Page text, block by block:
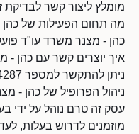
מומלץ ליצור קשר לבדיקת
מה תחום הפעילות של
כהן - מצנר משרד עו"ד
איך יוצרים קשר עם כהן -
ניתן להתקשר למספר 036954287.
ניהול הפרופיל של כהן -
עסק זה טרם נוהל על ידי
מוזמנים לדרוש בעלות,